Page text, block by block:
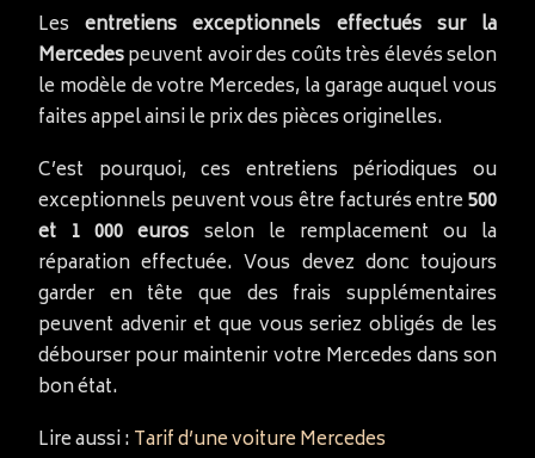
Lesentretiens exceptionnels effectués sur la
Mercedespeuvent avoir des coûts très élevés selon
le modèle de votre Mercedes, la garage auquel vous
faites appel ainsi le prix des pièces originelles.
C’est pourquoi, ces entretiens périodiques ou
exceptionnels peuvent vous être facturés entre500
et 1 000 euros selon le remplacement ou la
réparation effectuée. Vous devez donc toujours
garder en tête que des frais supplémentaires
peuvent advenir et que vous seriez obligés de les
débourser pour maintenir votre Mercedes dans son
bon état.
Lire aussi :Tarif d’une voiture Mercedes